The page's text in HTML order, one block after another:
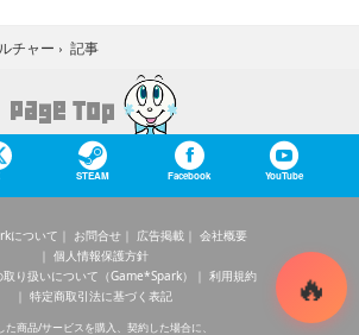
チャー › 記事
STEAM Facebook YouTube
について お問合せ 広告掲載
会社概要
個人情報保護方針
り扱いについて（Game*Spark）
利用規約
特定商取引法に基づく表記
た商品/サービスを購入、契約した場合に、